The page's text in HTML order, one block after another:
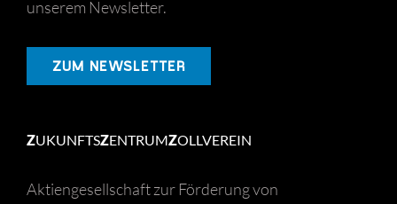
unserem Newsletter.
ZUM NEWSLETTER
ZUKUNFTSZENTRUMZOLLVEREIN
Aktiengesellschaft zur Förderung von